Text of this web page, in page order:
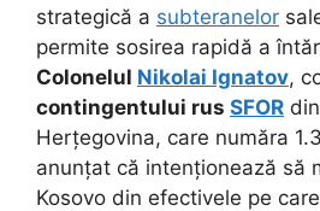
strategică a subteranelor
permite sosirea rapidă a
Colonelul Nikolai Ignatov,
contingentului rus SFOR
Herțegovina, care număra
anunțat că intenționează să
Kosovo din efectivele pe